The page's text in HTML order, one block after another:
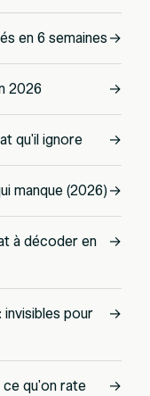
en 6 semaines →
2026 →
qu'il ignore →
manque (2026)→
à décoder en
→
invisibles pour
→
ce qu'on rate →